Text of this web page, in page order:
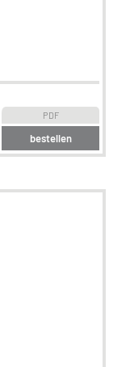
PDF
bestellen